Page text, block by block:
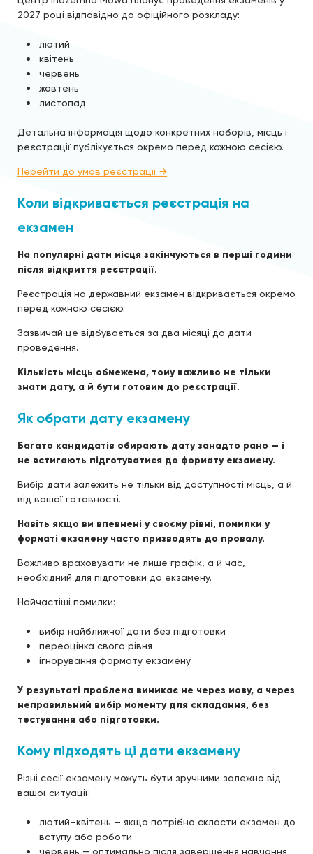
2027 році відповідно до офіційного розкладу:
лютий
квітень
червень
жовтень
листопад
Детальна інформація щодо конкретних наборів, місць і
реєстрації публікується окремо перед кожною сесією.
Перейти до умов реєстрації →
Коли відкривається реєстрація на
екзамен
На популярні дати місця закінчуються в перші години
після відкриття реєстрації.
Реєстрація на державний екзамен відкривається окремо
перед кожною сесією.
Зазвичай це відбувається за два місяці до дати
проведення.
Кількість місць обмежена, тому важливо не тільки
знати дату, а й бути готовим до реєстрації.
Як обрати дату екзамену
Багато кандидатів обирають дату занадто рано — і
не встигають підготуватися до формату екзамену.
Вибір дати залежить не тільки від доступності місць, а й
від вашої готовності.
Навіть якщо ви впевнені у своєму рівні, помилки у
форматі екзамену часто призводять до провалу.
Важливо враховувати не лише графік, а й час,
необхідний для підготовки до екзамену.
Найчастіші помилки:
вибір найближчої дати без підготовки
переоцінка свого рівня
ігнорування формату екзамену
У результаті проблема виникає не через мову, а через
неправильний вибір моменту для складання, без
тестування або підготовки.
Кому підходять ці дати екзамену
Різні сесії екзамену можуть бути зручними залежно від
вашої ситуації:
лютий–квітень — якщо потрібно скласти екзамен до
вступу або роботи
червень — оптимально після завершення навчання